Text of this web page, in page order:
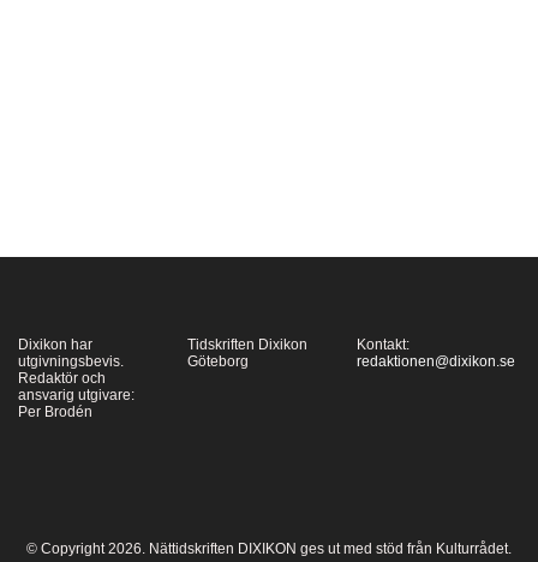
Dixikon har
utgivningsbevis.
Redaktör och
ansvarig utgivare:
Per Brodén
Tidskriften Dixikon
Göteborg
Kontakt:
redaktionen@dixikon.se
© Copyright 2026. Nättidskriften DIXIKON ges ut med stöd från Kulturrådet.